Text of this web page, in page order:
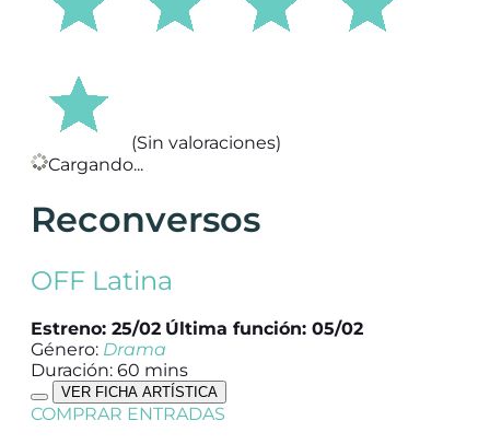
(Sin valoraciones)
Cargando...
Reconversos
OFF Latina
Estreno: 25/02 Última función: 05/02
Género: Drama
Duración: 60 mins
VER FICHA ARTÍSTICA
COMPRAR ENTRADAS